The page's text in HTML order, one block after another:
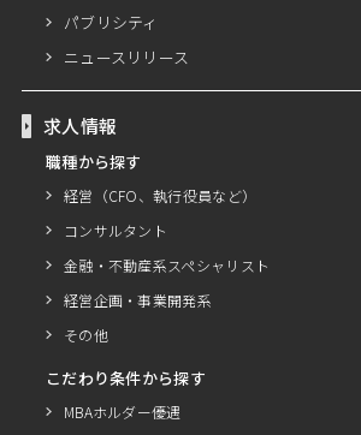
パブリシティ
ニュースリリース
求人情報
職種から探す
経営（CFO、執行役員など）
コンサルタント
金融・不動産系スペシャリスト
経営企画・事業開発系
その他
こだわり条件から探す
MBAホルダー優遇